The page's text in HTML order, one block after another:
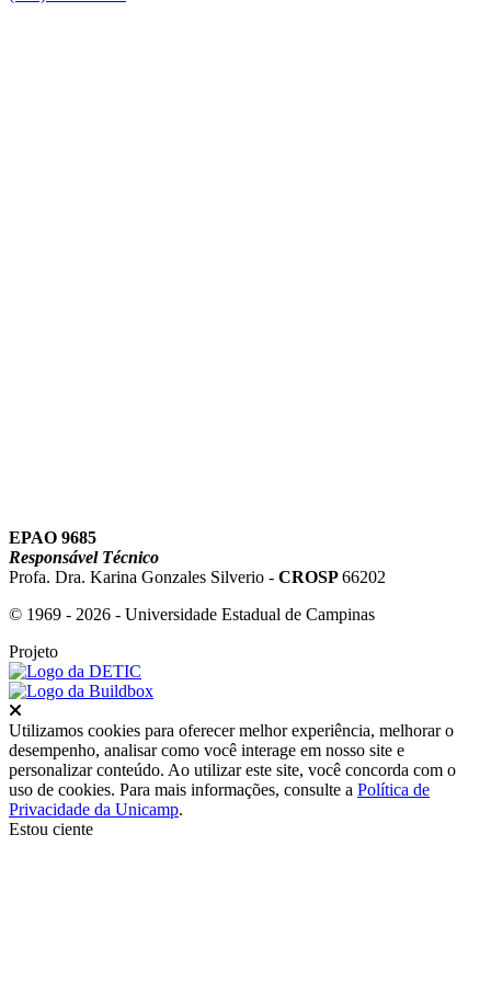
EPAO 9685
Responsável Técnico
Profa. Dra. Karina Gonzales Silverio - CROSP66202
© 1969 - 2026 - Universidade Estadual de Campinas
Projeto
Utilizamos cookies para oferecer melhor experiência, melhorar o
desempenho, analisar como você interage em nosso site e
personalizar conteúdo. Ao utilizar este site, você concorda com o
uso de cookies. Para mais informações, consulte a Política de
Privacidade da Unicamp.
Estou ciente